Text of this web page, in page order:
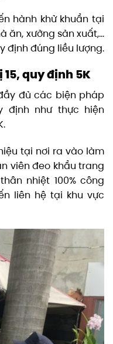
hành khử khuẩn tại
ăn, xưởng sản xuất,…
định đúng liều lượng.
quy định 5K
đủ các biện pháp
định như thực hiện
tại nơi ra vào làm
viên đeo khẩu trang
nhiệt 100% công
liên hệ tại khu vực